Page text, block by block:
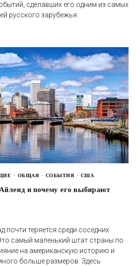
сделавших его одним из самых
русского зарубежья.
ОБЩАЯ СОБЫТИЯ США
и почему его выбирают
почти теряется среди соседних
самый маленький штат страны по
на американскую историю и
больше размеров. Здесь